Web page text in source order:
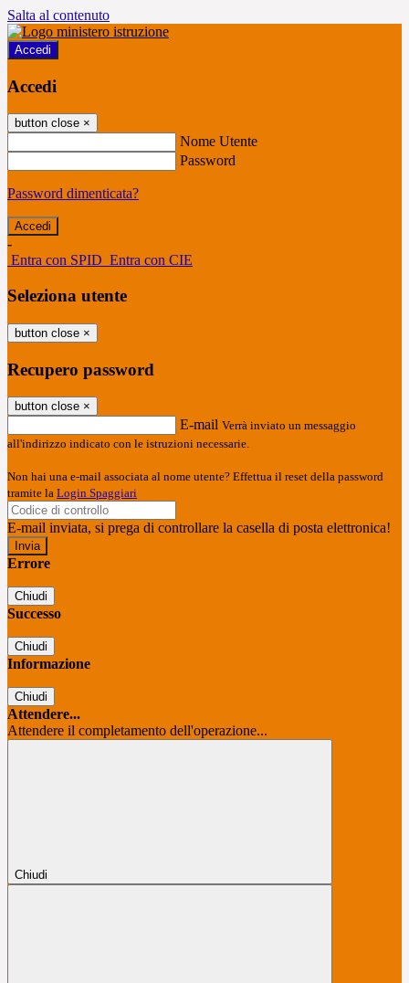
Salta al contenuto
Accedi
Accedi
button close ×
Nome Utente
Password
Password dimenticata?
-
Entra con SPID Entra con CIE
Seleziona utente
button close ×
Recupero password
button close ×
E-mail Verrà inviato un messaggio
all'indirizzo indicato con le istruzioni necessarie.
Non hai una e-mail associata al nome utente? Effettua il reset della password
tramite la Login Spaggiari
E-mail inviata, si prega di controllare la casella di posta elettronica!
Errore
Chiudi
Successo
Chiudi
Informazione
Chiudi
Attendere...
Attendere il completamento dell'operazione...
Chiudi